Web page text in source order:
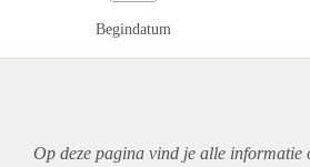
Begindatum
Op deze pagina vind je alle informatie